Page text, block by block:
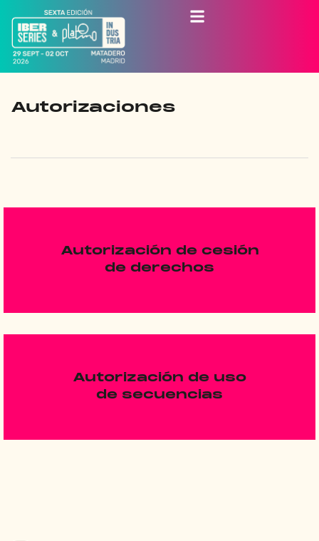
Autorizaciones
Autorización de cesión
de derechos
Autorización de uso
de secuencias